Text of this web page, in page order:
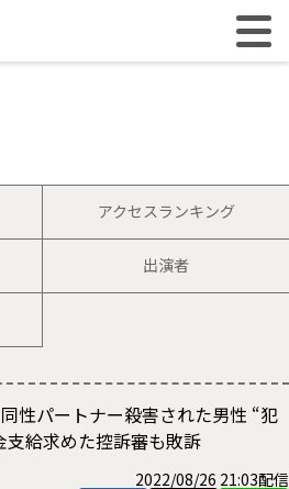
アクセスランキング
出演者
性パートナー殺害された男性 “犯
支給求めた控訴審も敗訴
2022/08/26 21:03配信